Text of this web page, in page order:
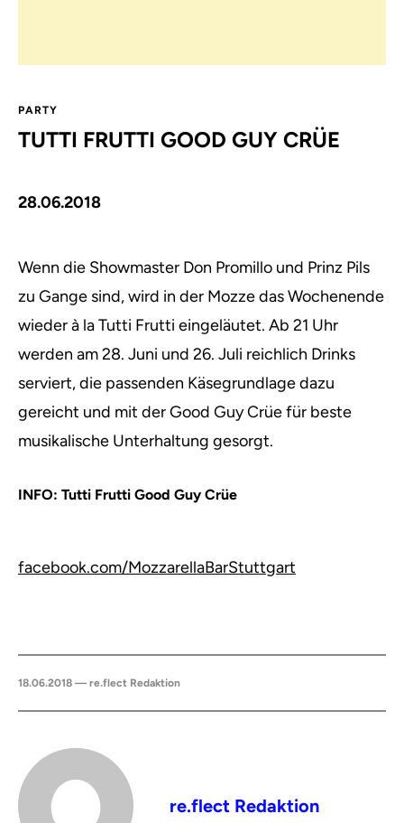
PARTY
TUTTI FRUTTI GOOD GUY CRÜE
28.06.2018
Wenn die Showmaster Don Promillo und Prinz Pils
zu Gange sind, wird in der Mozze das Wochenende
wieder à la Tutti Frutti eingeläutet. Ab 21 Uhr
werden am 28. Juni und 26. Juli reichlich Drinks
serviert, die passenden Käsegrundlage dazu
gereicht und mit der Good Guy Crüe für beste
musikalische Unterhaltung gesorgt.
INFO: Tutti Frutti Good Guy Crüe
facebook.com/MozzarellaBarStuttgart
18.06.2018 — re.flect Redaktion
re.flect Redaktion